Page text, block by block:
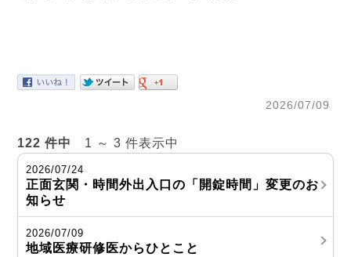
2026/07/09
122 件中 1 ～ 3 件表示中
2026/07/24
正面玄関・時間外出入口の「開錠時間」変更のお
知らせ
2026/07/09
地域医療研修医からひとこと